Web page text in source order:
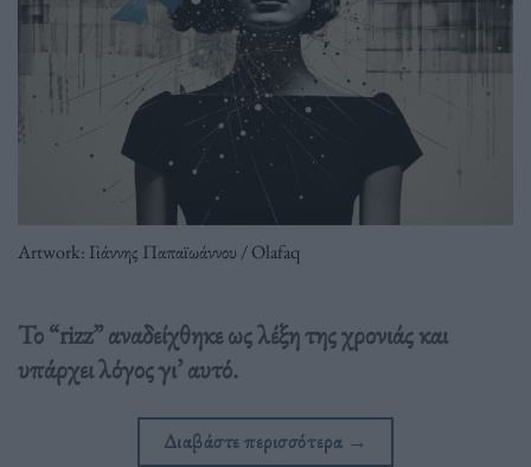
Artwork: Γιάννης Παπαϊωάννου / Olafaq
Το “rizz” αναδείχθηκε ως λέξη της χρονιάς και
υπάρχει λόγος γι’ αυτό.
Διαβάστε περισσότερα →